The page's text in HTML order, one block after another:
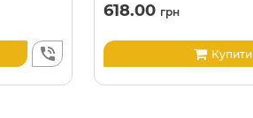
618.00 грн
Купити